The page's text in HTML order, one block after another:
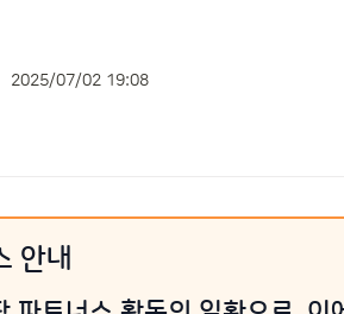
2025/07/02 19:08
안내